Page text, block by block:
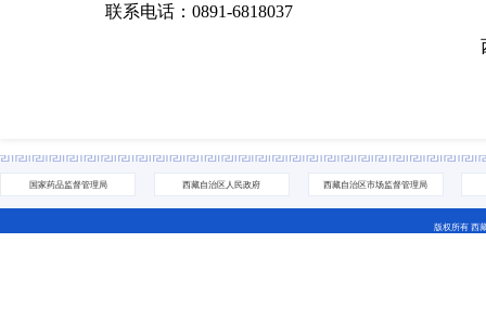
联系电话：0891-6818037
国家药品监督管理局 西藏自治区人民政府 西藏自治区市场监督管理局
版权所有 西